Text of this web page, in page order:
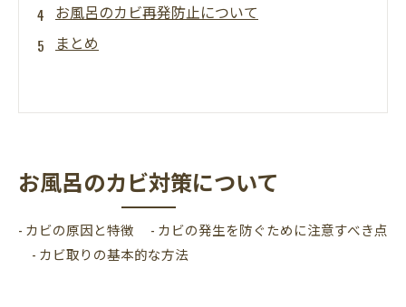
お風呂のカビ再発防止について
まとめ
お風呂のカビ対策について
- カビの原因と特徴 - カビの発生を防ぐために注意すべき点
- カビ取りの基本的な方法